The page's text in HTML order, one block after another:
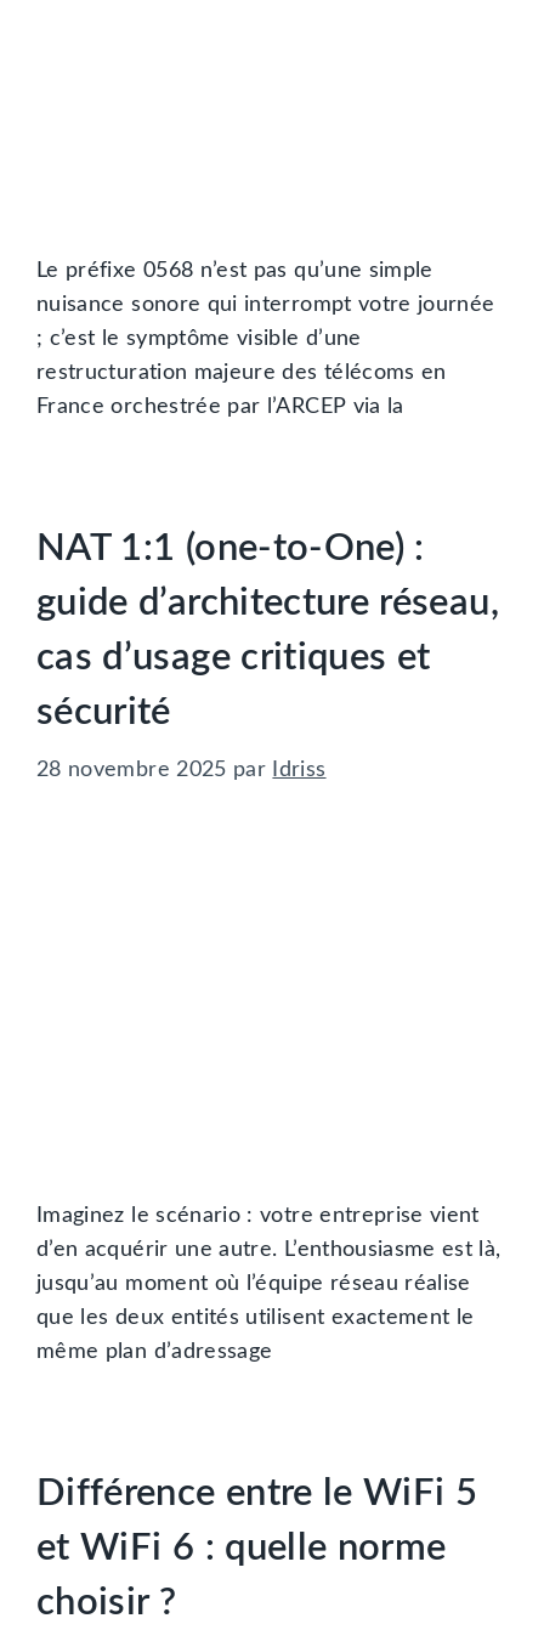
Le préfixe 0568 n’est pas qu’une simple
nuisance sonore qui interrompt votre journée
; c’est le symptôme visible d’une
restructuration majeure des télécoms en
France orchestrée par l’ARCEP via la
NAT 1:1 (one-to-One) :
guide d’architecture réseau,
cas d’usage critiques et
sécurité
28 novembre 2025 par Idriss
Imaginez le scénario : votre entreprise vient
d’en acquérir une autre. L’enthousiasme est là,
jusqu’au moment où l’équipe réseau réalise
que les deux entités utilisent exactement le
même plan d’adressage
Différence entre le WiFi 5
et WiFi 6 : quelle norme
choisir ?